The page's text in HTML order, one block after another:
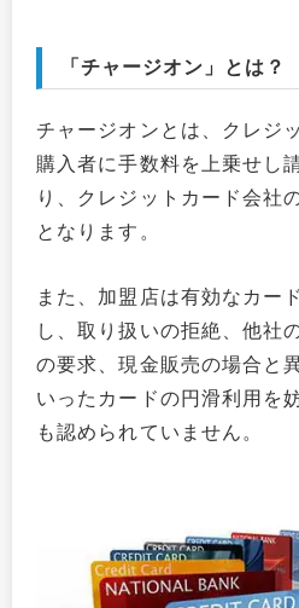
「チャージオン」とは？
チャージオンとは、クレジ
購入者に手数料を上乗せし
り、クレジットカード会社
となります。
また、加盟店は有効なカー
し、取り扱いの拒絶、他社
の要求、現金販売の場合と
いったカードの円滑利用を
も認められていません。